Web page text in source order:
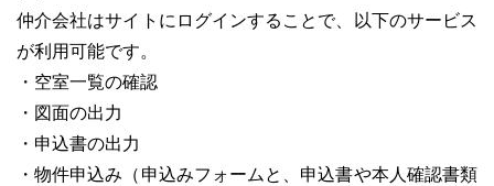
仲介会社はサイトにログインすることで、以下のサービス
が利用可能です。
・空室一覧の確認
・図面の出力
・申込書の出力
・物件申込み（申込みフォームと、申込書や本人確認書類